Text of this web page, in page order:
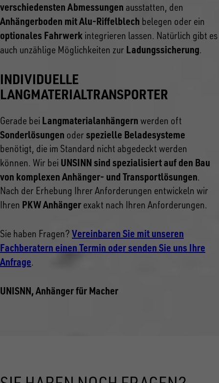
verschiedensten Abmessungen ausstatten, den
Anhängerboden mit Alu-Riffelblech belegen oder ein
optionales Fahrwerk integrieren lassen. Natürlich gibt es
auch unzählige Möglichkeiten zur Ladungssicherung.
INDIVIDUELLE
LANGMATERIALTRANSPORTER
Gerade bei Langmaterialanhängern werden oft
Sonderlösungen oder spezielle Beladesysteme
benötigt, die im Standard nicht abgedeckt werden
können. Wir bei UNSINN sind spezialisiert auf den Bau
von komplexen Anhänger- und Transportlösungen.
Nach der Erhebung Ihrer Anforderungen entwickeln wir
Ihren PKW Anhänger exakt nach Ihren Anforderungen.
Sie haben Fragen? Vereinbaren Sie mit unseren
Fachberatern einen Termin oder senden Sie uns Ihre
Anfrage.
UNISNN, Anhänger für Macher